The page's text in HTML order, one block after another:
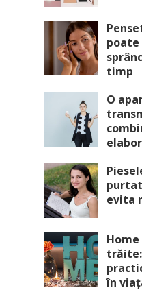
timp
O
evita
în